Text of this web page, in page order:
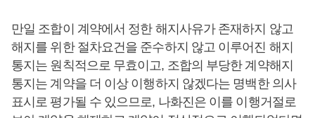
만일 조합이 계약에서 정한 해지사유가 존재하지 않고
해지를 위한 절차요건을 준수하지 않고 이루어진 해지
통지는 원칙적으로 무효이고, 조합의 부당한 계약해지
통지는 계약을 더 이상 이행하지 않겠다는 명백한 의사
표시로 평가될 수 있으므로, 나화진은 이를 이행거절로